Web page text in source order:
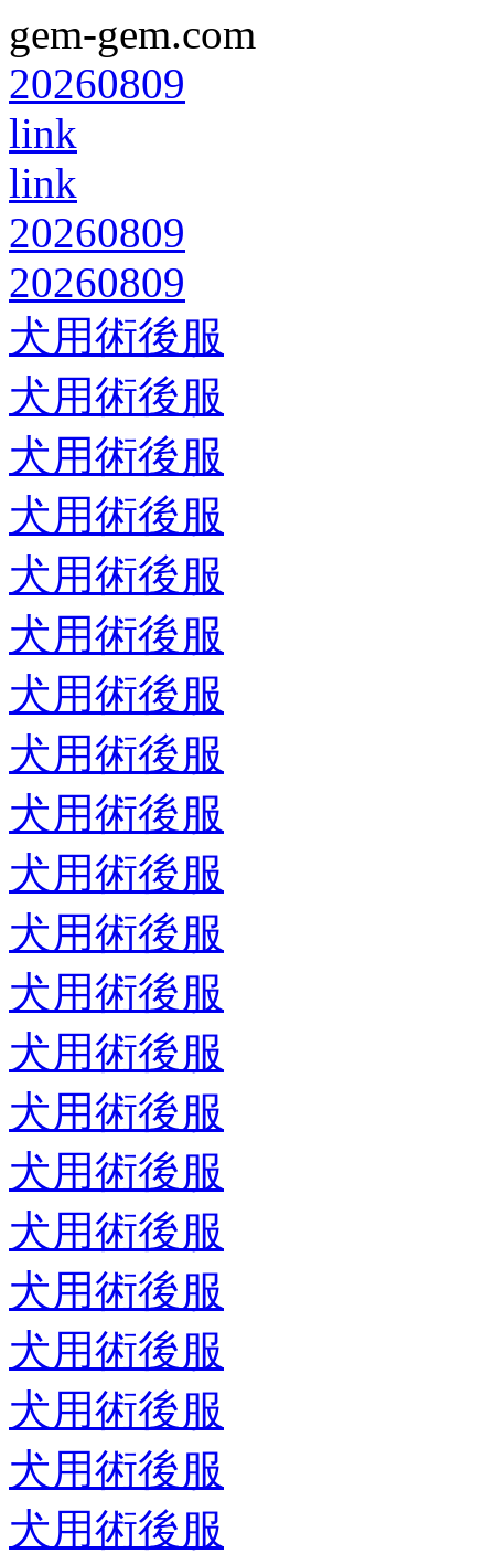
gem-gem.com
20260809
link
link
20260809
20260809
犬用術後服
犬用術後服
犬用術後服
犬用術後服
犬用術後服
犬用術後服
犬用術後服
犬用術後服
犬用術後服
犬用術後服
犬用術後服
犬用術後服
犬用術後服
犬用術後服
犬用術後服
犬用術後服
犬用術後服
犬用術後服
犬用術後服
犬用術後服
犬用術後服